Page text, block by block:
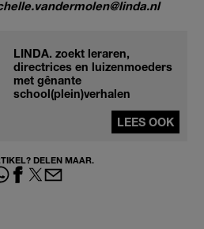
LINDA. zoekt leraren,
directrices en luizenmoeders
met gênante
school(plein)verhalen
LEES OOK
DELEN MAAR.